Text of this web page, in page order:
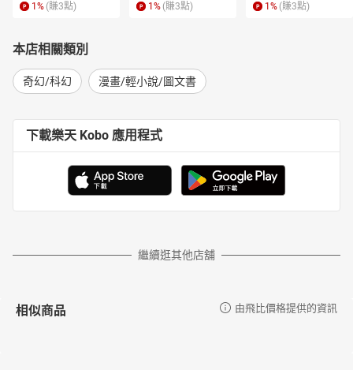
1 % (賺3點) 1 % (賺3點) 1 % (賺3點)
本店相關類別
奇幻/科幻 漫畫/輕小說/圖文書
下載樂天 Kobo 應用程式
繼續逛其他店舖
相似商品 由飛比價格提供的資訊